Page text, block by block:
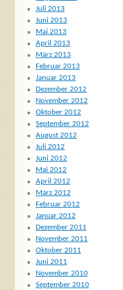
Juli 2013
Juni 2013
Mai 2013
April 2013
März 2013
Februar 2013
Januar 2013
Dezember 2012
November 2012
Oktober 2012
September 2012
August 2012
Juli 2012
Juni 2012
Mai 2012
April 2012
März 2012
Februar 2012
Januar 2012
Dezember 2011
November 2011
Oktober 2011
Juni 2011
November 2010
September 2010